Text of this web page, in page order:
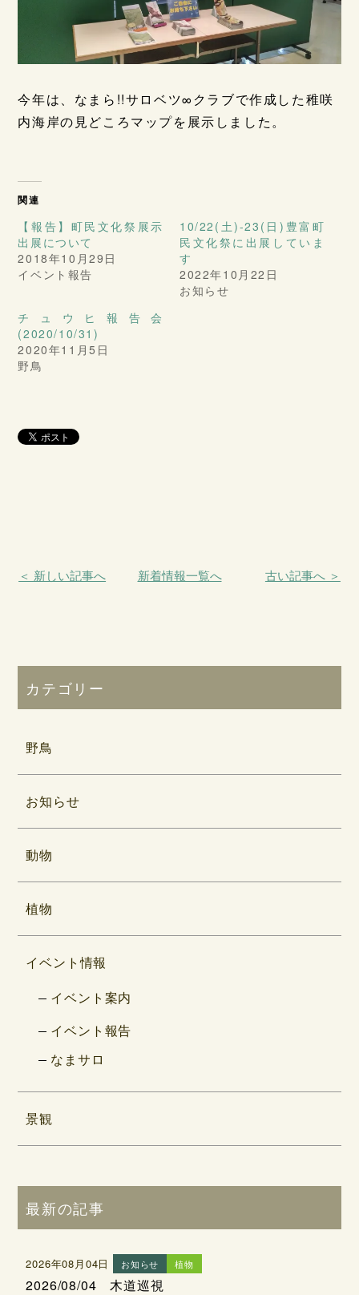
今年は、なまら!!サロベツ∞クラブで作成した稚咲
内海岸の見どころマップを展示しました。
関連
【報告】町民文化祭展示
出展について
2018年10月29日
イベント報告
10/22(土)-23(日)豊富町
民文化祭に出展していま
す
2022年10月22日
お知らせ
チュウヒ報告会
(2020/10/31)
2020年11月5日
野鳥
＜ 新しい記事へ 新着情報一覧へ 古い記事へ ＞
カテゴリー
野鳥
お知らせ
動物
植物
イベント情報
イベント案内
イベント報告
なまサロ
景観
最新の記事
2026年08月04日 お知らせ 植物
2026/08/04 木道巡視